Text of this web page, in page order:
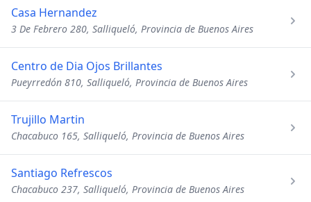
Casa Hernandez
3 De Febrero 280, Salliqueló, Provincia de Buenos Aires
Centro de Dia Ojos Brillantes
Pueyrredón 810, Salliqueló, Provincia de Buenos Aires
Trujillo Martin
Chacabuco 165, Salliqueló, Provincia de Buenos Aires
Santiago Refrescos
Chacabuco 237, Salliqueló, Provincia de Buenos Aires